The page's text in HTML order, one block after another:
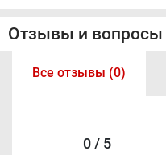
Отзывы и вопросы
Все отзывы (0)
0 / 5